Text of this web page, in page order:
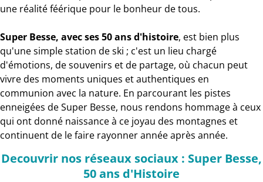
une réalité féérique pour le bonheur de tous.
Super Besse, avec ses 50 ans d'histoire, est bien plus
qu'une simple station de ski ; c'est un lieu chargé
d'émotions, de souvenirs et de partage, où chacun peut
vivre des moments uniques et authentiques en
communion avec la nature. En parcourant les pistes
enneigées de Super Besse, nous rendons hommage à ceux
qui ont donné naissance à ce joyau des montagnes et
continuent de le faire rayonner année après année.
Decouvrir nos réseaux sociaux : Super Besse,
50 ans d'Histoire